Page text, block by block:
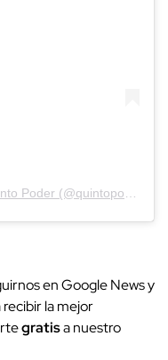
en Google News y
recibir la mejor
gratisa nuestro